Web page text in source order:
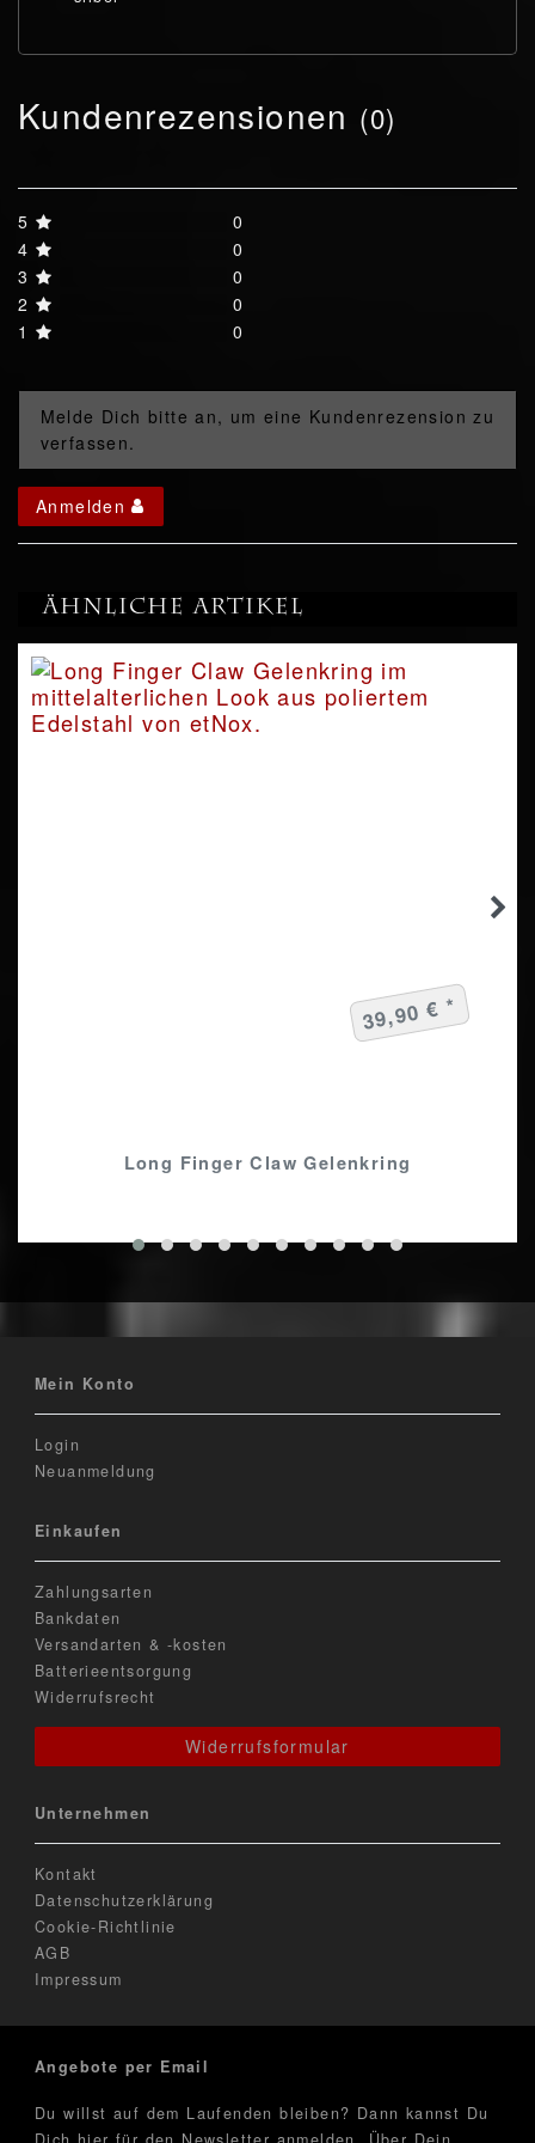
Kundenrezensionen (0)
5
0
4
0
3
0
2
0
1
0
Melde Dich bitte an, um eine Kundenrezension zu
verfassen.
Anmelden
Ähnliche Artikel
Long Finger Claw Gelenkring
39,90 € *
Mein Konto
Login
Neuanmeldung
Einkaufen
Zahlungsarten
Bankdaten
Versandarten & -kosten
Batterieentsorgung
Widerrufsrecht
Widerrufsformular
Unternehmen
Kontakt
Datenschutzerklärung
Cookie-Richtlinie
AGB
Impressum
Angebote per Email
Du willst auf dem Laufenden bleiben? Dann kannst Du